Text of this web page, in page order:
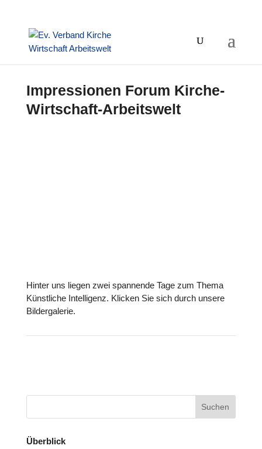
Impressionen Forum Kirche-
Wirtschaft-Arbeitswelt
Hinter uns liegen zwei span­nende Tage zum Thema
Künst­li­che Intel­li­genz. Klicken Sie sich durch unsere
Bil­der­ga­le­rie.
Überblick